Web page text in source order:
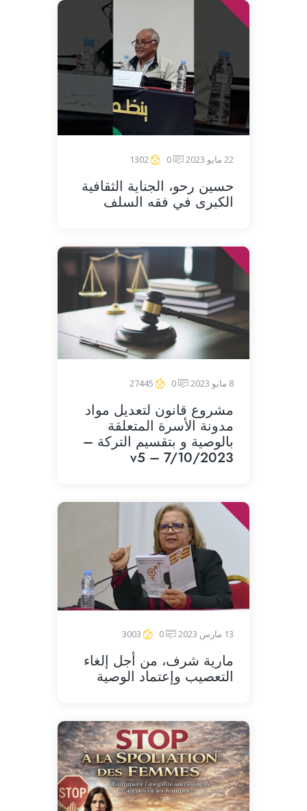
22 مايو 2023 0
1302
حسين رحو، الجناية الثقافية
الكبرى في فقه السلف
8 مايو 2023 0
27445
مشروع قانون لتعديل مواد
مدونة الأسرة المتعلقة
بالوصية و بتقسيم التركة –
v5 – 7/10/2023
13 مارس 2023 0
3003
مارية شرف، من أجل إلغاء
التعصيب وإعتماد الوصية